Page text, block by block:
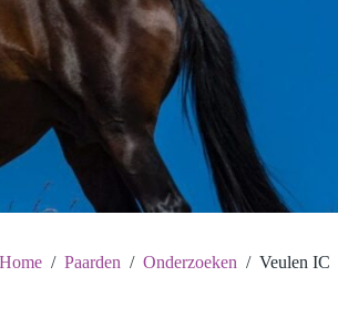
Home / Paarden / Onderzoeken / Veulen IC